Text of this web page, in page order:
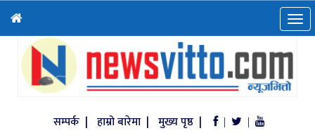
सम्पर्क | हाम्रो बारेमा | मुख्य पृष्ठ | | |